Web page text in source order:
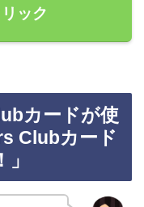
ック
カードが使
Clubカード